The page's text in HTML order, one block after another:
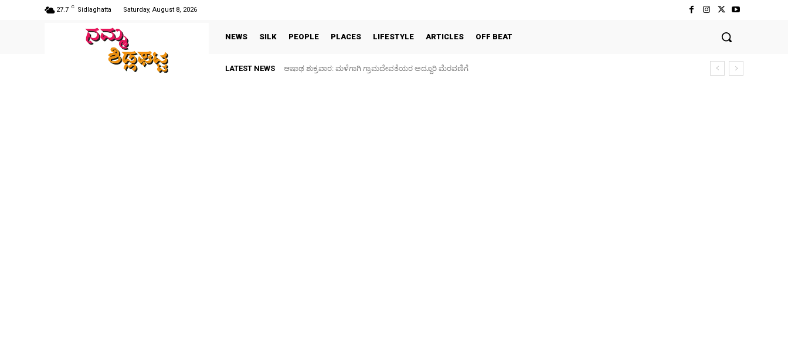
27.7 C Sidlaghatta Saturday, August 8, 2026
NEWS SILK PEOPLE PLACES LIFESTYLE ARTICLES OFF BEAT
LATEST NEWS ಫುಟ್‌ ಪಾತ್ ಒತ್ತುವರಿ ತೆರವಿಗೆ ಎರಡು ದಿನ ಗಡುವು: ಪೊಲೀಸ್ ಎಚ್ಚರಿಕೆ